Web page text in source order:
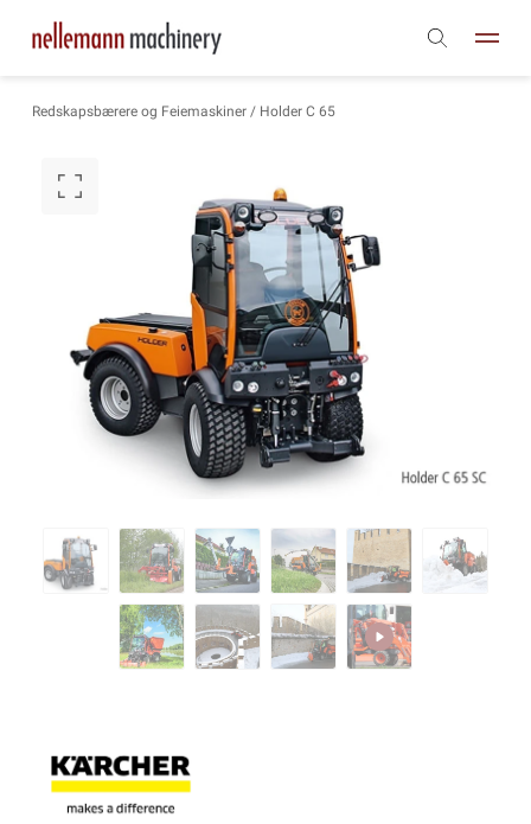
Redskapsbærere og Feiemaskiner/ Holder C 65